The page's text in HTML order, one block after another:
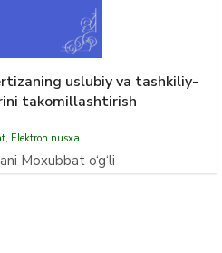
uslubiy va tashkiliy-
takomillashtirish
, Elektron nusxa
Moxubbat o‘g‘li